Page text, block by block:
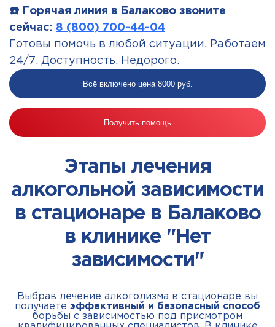
☎️ Горячая линия в Балаково звоните
сейчас: 8 (800) 700-44-04
Готовы помочь в любой ситуации. Работаем
24/7. Доступность. Недорого.
Всё включено цена 8000 руб.
Получить помощь
Этапы лечения
алкогольной зависимости
в стационаре в Балаково
в клинике "Нет
зависимости"
Выбрав лечение алкоголизма в стационаре вы
получаете эффективный и безопасный способ
борьбы с зависимостью под присмотром